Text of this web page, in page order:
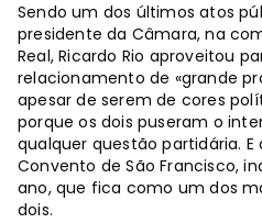
Sendo um dos últimos atos
presidente da Câmara, na
Real, Ricardo Rio aproveitou
relacionamento de «grande
apesar de serem de cores
porque os dois puseram o
qualquer questão partidária. E
Convento de São Francisco,
ano, que fica como um dos
dois.